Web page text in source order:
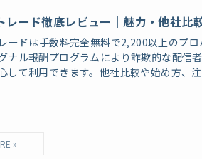
レード徹底レビュー｜魅力・他社比
ードは手数料完全無料で2,200以上のプ
ナル報酬プログラムにより詐欺的な配信者
して利用できます。他社比較や始め方、